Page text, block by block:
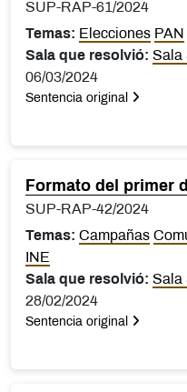
SUP-RAP-61/2024
Temas: Elecciones PAN
Sala que resolvió: Sala
06/03/2024
Sentencia original
Formato del primer
SUP-RAP-42/2024
Temas: Campañas
INE
Sala que resolvió: Sala
28/02/2024
Sentencia original